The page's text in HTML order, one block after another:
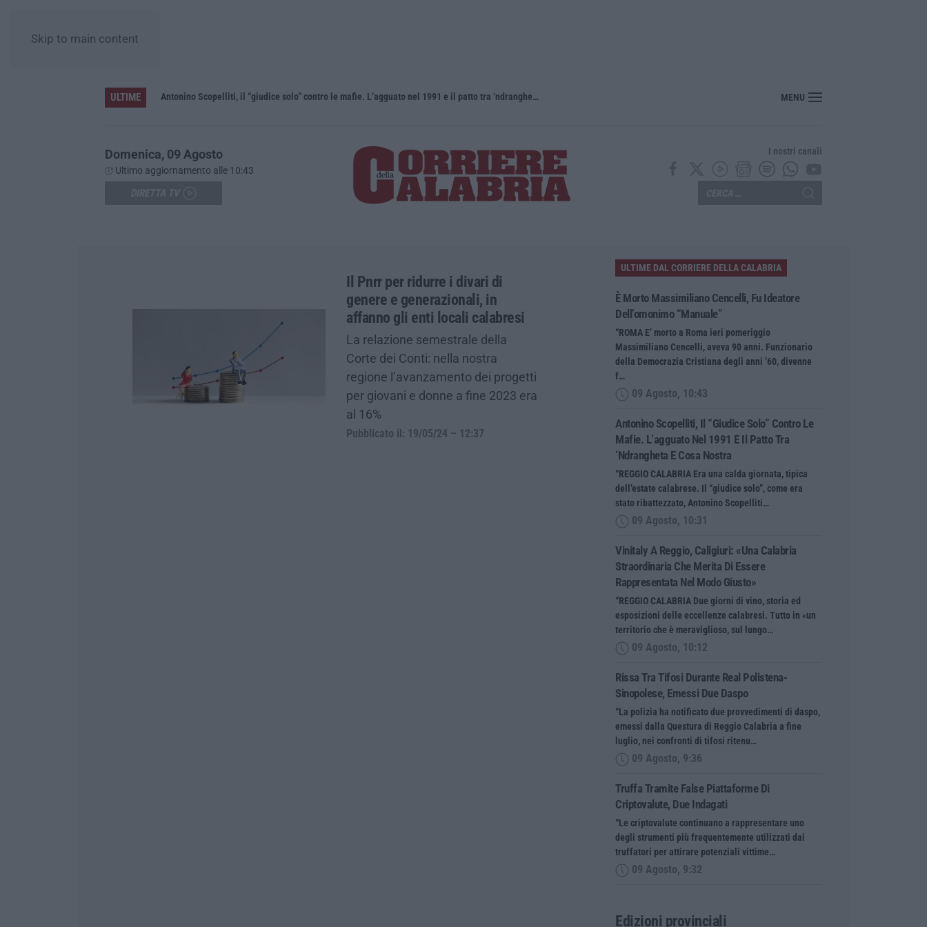
Skip to main content
ULTIME Antonino Scopelliti, il “giudice solo” contro le mafie. L’agguato nel 1991 e il patto tra ‘ndrangheta e Cosa nostra MENU
Domenica, 09 Agosto
Ultimo aggiornamento alle 10:43
I nostri canali
Il Pnrr per ridurre i divari di
genere e generazionali, in
affanno gli enti locali calabresi
La relazione semestrale della
Corte dei Conti: nella nostra
regione l’avanzamento dei progetti
per giovani e donne a fine 2023 era
al 16%
Pubblicato il: 19/05/24 – 12:37
ULTIME DAL CORRIERE DELLA CALABRIA
È Morto Massimiliano Cencelli, Fu Ideatore
Dell’omonimo “manuale”
“ROMA E’ morto a Roma ieri pomeriggio
Massimiliano Cencelli, aveva 90 anni. Funzionario
della Democrazia Cristiana degli anni ’60, divenne
f…
09 Agosto, 10:43
Antonino Scopelliti, Il “giudice Solo” Contro Le
Mafie. L’agguato Nel 1991 E Il Patto Tra
‘ndrangheta E Cosa Nostra
“REGGIO CALABRIA Era una calda giornata, tipica
dell’estate calabrese. Il “giudice solo”, come era
stato ribattezzato, Antonino Scopelliti…
09 Agosto, 10:31
Vinitaly A Reggio, Caligiuri: «Una Calabria
Straordinaria Che Merita Di Essere
Rappresentata Nel Modo Giusto»
“REGGIO CALABRIA Due giorni di vino, storia ed
esposizioni delle eccellenze calabresi. Tutto in «un
territorio che è meraviglioso, sul lungo…
09 Agosto, 10:12
Rissa Tra Tifosi Durante Real Polistena-
Sinopolese, Emessi Due Daspo
“La polizia ha notificato due provvedimenti di daspo,
emessi dalla Questura di Reggio Calabria a fine
luglio, nei confronti di tifosi ritenu…
09 Agosto, 9:36
Truffa Tramite False Piattaforme Di
Criptovalute, Due Indagati
“Le criptovalute continuano a rappresentare uno
degli strumenti più frequentemente utilizzati dai
truffatori per attirare potenziali vittime…
09 Agosto, 9:32
Edizioni provinciali